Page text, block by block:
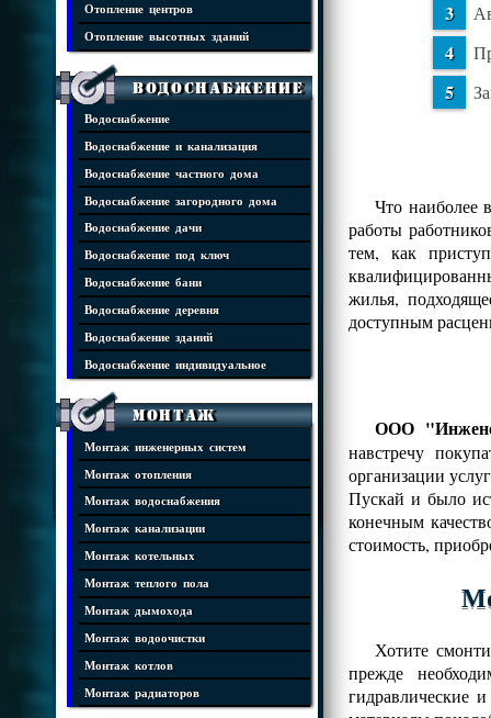
Отопление центров
Отопление высотных зданий
Водоснабжение
Водоснабжение
Водоснабжение и канализация
Водоснабжение частного дома
Водоснабжение загородного дома
Водоснабжение дачи
Водоснабжение под ключ
Водоснабжение бани
Водоснабжение деревня
Водоснабжение зданий
Водоснабжение индивидуальное
Монтаж
Монтаж инженерных систем
Монтаж отопления
Монтаж водоснабжения
Монтаж канализации
Монтаж котельных
Монтаж теплого пола
Монтаж дымохода
Монтаж водоочистки
Монтаж котлов
Монтаж радиаторов
Что наиболее
работы
тем, как
жилья,
доступным
ООО
навстречу
организации
Пускай и было
конечным
стоимость,
Хотите
прежде
гидравлические